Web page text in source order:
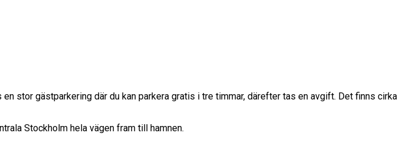
stor gästparkering där du kan parkera gratis i tre timmar, därefter tas en avgift. Det finns cirka
Stockholm hela vägen fram till hamnen.